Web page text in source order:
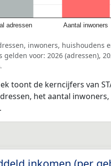
adressen Aantal inwoners
inwoners, huishoudens
gelden voor: 2026 (adressen),
toont de kerncijfers van
het aantal